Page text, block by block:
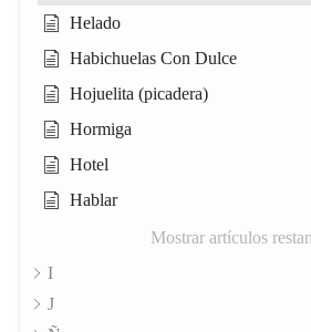
Helado
Habichuelas Con Dulce
Hojuelita (picadera)
Hormiga
Hotel
Hablar
Mostrar artículos
I
J